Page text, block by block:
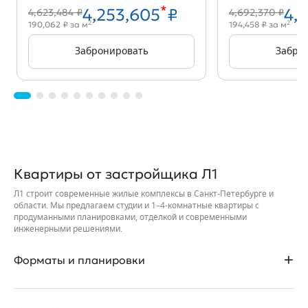
4,623,484 ₽4,253,605*₽
190,062 ₽ за м2
Забронировать
4,692,370 ₽
194,458 ₽ за м2
Квартиры от застройщика Л1
Л1 строит современные жилые комплексы в Санкт-Петербурге и
области. Мы предлагаем студии и 1–4-комнатные квартиры с
продуманными планировками, отделкой и современными
инженерными решениями.
Форматы и планировки